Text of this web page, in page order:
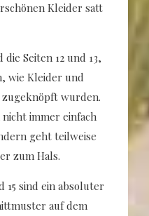
Kleider satt
Seiten 12 und 13,
wie Kleider und
wurden.
immer einfach
geht teilweise
zum Hals.
15 sind ein absoluter
auf dem